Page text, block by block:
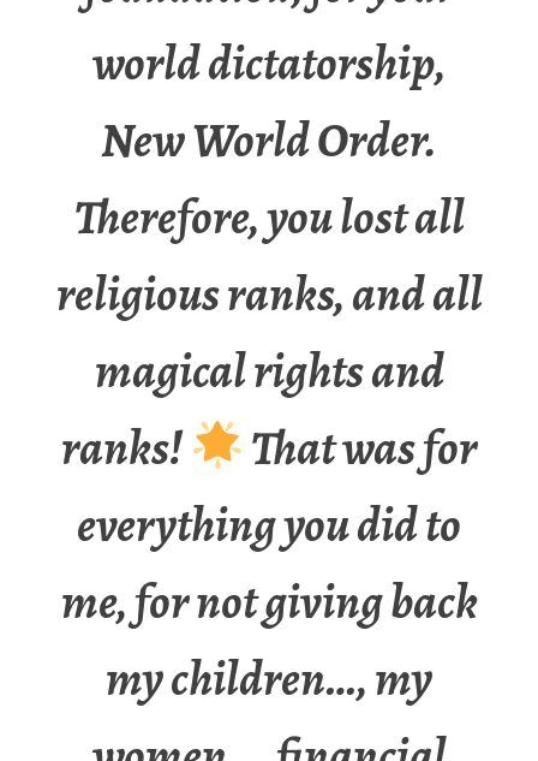
world dictatorship,
New World Order.
Therefore, you lost all
religious ranks, and all
magical rights and
ranks!
That was for
everything you did to
me, for not giving back
my children…, my